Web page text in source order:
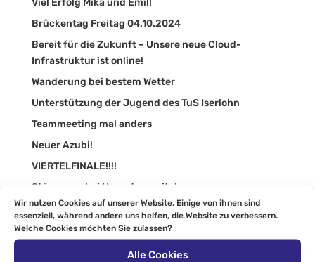
Wir nutzen Cookies auf unserer Website. Einige von ihnen sind
essenziell, während andere uns helfen, die Website zu verbessern.
Welche Cookies möchten Sie zulassen?
Alle Cookies
Viel Erfolg Mika und Emil!
Brückentag Freitag 04.10.2024
Bereit für die Zukunft – Unsere neue Cloud-
Infrastruktur ist online!
Wanderung bei bestem Wetter
Unterstützung der Jugend des TuS Iserlohn
Teammeeting mal anders
Neuer Azubi!
VIERTELFINALE!!!!
Störungen bei Hornetsecurity!
Synaxon Impulse 2024
Auszubildenden Ausflug nach Berlin
Moderner Arbeitsplatz